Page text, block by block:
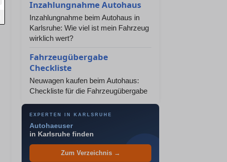
Inzahlungnahme Autohaus
Inzahlungnahme beim Autohaus in
Karlsruhe: Wie viel ist mein Fahrzeug
wirklich wert?
Fahrzeugübergabe
Checkliste
Neuwagen kaufen beim Autohaus:
Checkliste für die Fahrzeugübergabe
EXPERTEN IN KARLSRUHE
Autohaeuser
in Karlsruhe finden
Zum Verzeichnis →